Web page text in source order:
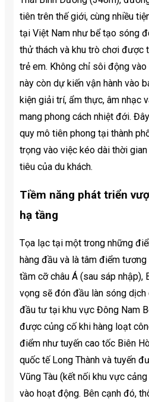
tiên trên thế giới, cùng nhiều
tại Việt Nam như bể tạo sóng
thử thách và khu trò chơi được
trẻ em. Không chỉ sôi động
này còn dự kiến vận hành vào
kiện giải trí, ẩm thực, âm nhạc
mang phong cách nhiệt đới.
quy mô tiên phong tại thành
trọng vào việc kéo dài thời
tiêu của du khách.
Tiềm năng phát triển
hạ tầng
Tọa lạc tại một trong những
hàng đầu và là tâm điểm
tầm cỡ châu Á (sau sáp nhập),
vọng sẽ đón đầu làn sóng
đầu tư tại khu vực Đông Nam
được củng cố khi hàng loạt
điểm như tuyến cao tốc Biên
quốc tế Long Thành và tuyến
Vũng Tàu (kết nối khu vực
vào hoạt động. Bên cạnh đó,